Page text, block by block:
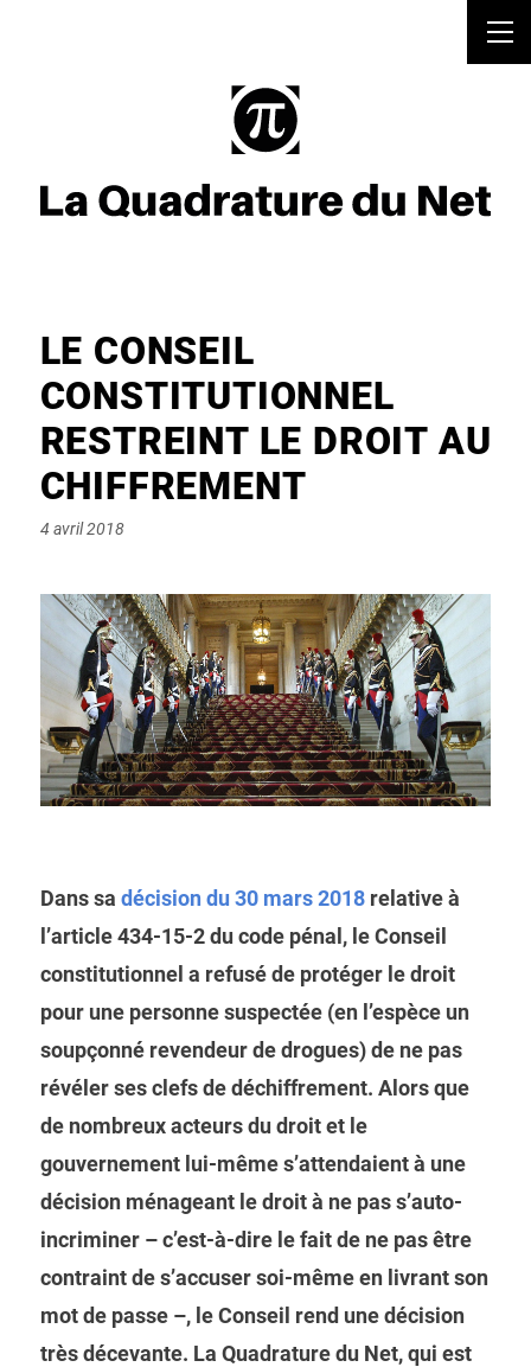
LE CONSEIL
CONSTITUTIONNEL
RESTREINT LE DROIT AU
CHIFFREMENT
Posted
4 avril 2018
Dans sa décision du 30 mars 2018relative à
l’article 434-15-2 du code pénal, le Conseil
constitutionnel a refusé de protéger le droit
pour une personne suspectée (en l’espèce un
soupçonné revendeur de drogues) de ne pas
révéler ses clefs de déchiffrement. Alors que
de nombreux acteurs du droit et le
gouvernement lui-même s’attendaient à une
décision ménageant le droit à ne pas s’auto-
incriminer – c’est-à-dire le fait de ne pas être
contraint de s’accuser soi-même en livrant son
mot de passe –, le Conseil rend une décision
très décevante. La Quadrature du Net, qui est